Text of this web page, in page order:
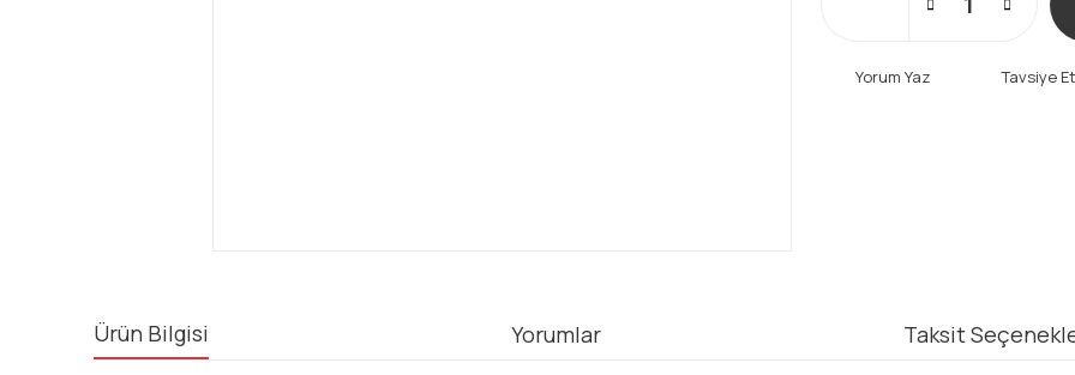
Yorum Yaz Tavsiye Et
Ürün Bilgisi Yorumlar Taksit